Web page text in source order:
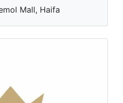
Mall, Haifa